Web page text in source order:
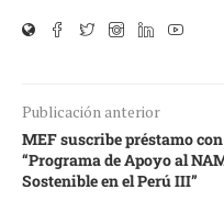
Publicación anterior
MEF suscribe préstamo
“Programa de Apoyo al
Sostenible en el Perú III”